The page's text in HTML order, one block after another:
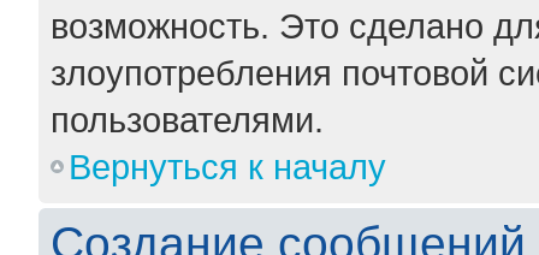
возможность. Это сделано
злоупотребления почтовой
пользователями.
Вернуться к началу
Создание сообщений